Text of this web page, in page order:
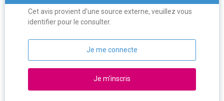
Cet avis provient d'une source externe, veuillez vous
identifier pour le consulter.
Je me connecte
Je m'inscris